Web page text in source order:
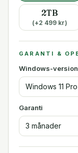
2TB
(+2 499kr)
GARANTI &
Windows-version
Windows 11 Pro
Garanti
3 månader